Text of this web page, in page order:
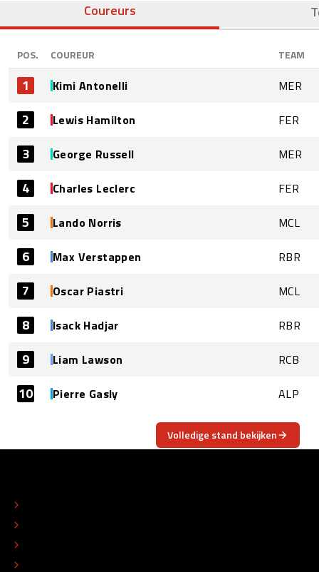
Coureurs
POS. COUREUR TEAM
1 Kimi Antonelli MER
2 Lewis Hamilton FER
3 George Russell MER
4 Charles Leclerc FER
5 Lando Norris MCL
6 Max Verstappen RBR
7 Oscar Piastri MCL
8 Isack Hadjar RBR
9 Liam Lawson RCB
10 Pierre Gasly ALP
Volledige stand bekijken